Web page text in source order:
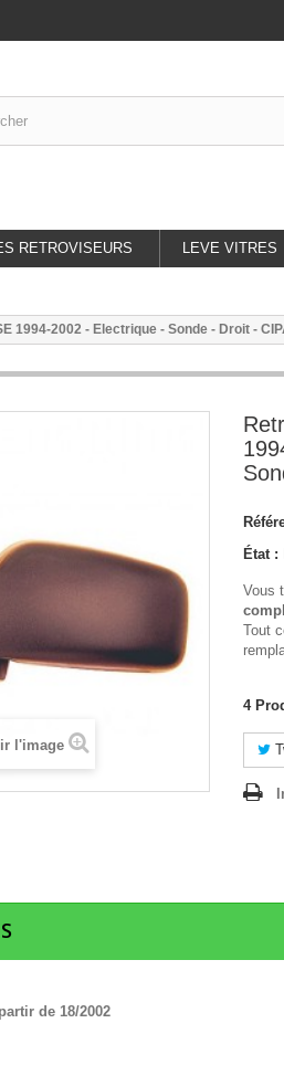
RETROVISEURS LEVE VITRES
1994-2002 - Electrique - Sonde - Droit -
l'image
État :
Vous
Tout
4
de 18/2002